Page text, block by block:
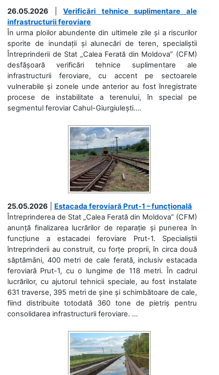
26.05.2026 |Verificări tehnice suplimentare ale
infrastructurii feroviare
În urma ploilor abundente din ultimele zile și a riscurilor
sporite de inundații și alunecări de teren, specialiștii
Întreprinderii de Stat „Calea Ferată din Moldova” (CFM)
desfășoară verificări tehnice suplimentare ale
infrastructurii feroviare, cu accent pe sectoarele
vulnerabile și zonele unde anterior au fost înregistrate
procese de instabilitate a terenului, în special pe
segmentul feroviar Cahul-Giurgiulești....
25.05.2026
Estacada feroviară Prut-1 – funcțională
Întreprinderea de Stat „Calea Ferată din Moldova” (CFM)
anunță finalizarea lucrărilor de reparație și punerea în
funcțiune a estacadei feroviare Prut-1. Specialiștii
întreprinderii au construit, cu forțe proprii, în circa două
săptămâni, 400 metri de cale ferată, inclusiv estacada
feroviară Prut-1, cu o lungime de 118 metri. În cadrul
lucrărilor, cu ajutorul tehnicii speciale, au fost instalate
631 traverse, 395 metri de șine și schimbătoare de cale,
fiind distribuite totodată 360 tone de pietriș pentru
consolidarea infrastructurii feroviare. ...